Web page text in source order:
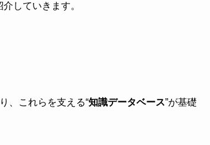
していきます。
、これらを支える“知識データベース”が基礎